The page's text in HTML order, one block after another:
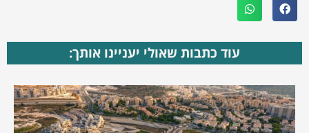
עוד כתבות שאולי יעניינו אותך: